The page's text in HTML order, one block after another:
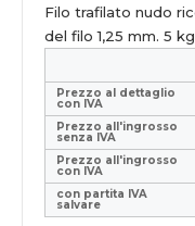
Filo trafilato nudo
del filo 1,25 mm. 5
Prezzo al dettaglio
con IVA
Prezzo all'ingrosso
senza IVA
Prezzo all'ingrosso
con IVA
con partita IVA
salvare